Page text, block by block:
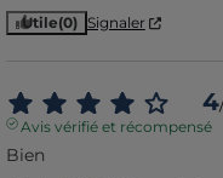
Utile(0) Signaler
4
Avis vérifié et récompensé
Bien